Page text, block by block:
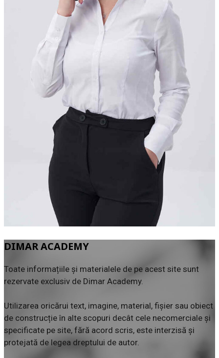
DIMAR ACADEMY
Toate informațiile și materialele de pe acest site sunt
rezervate exclusiv de Dimar Academy.
Utilizarea oricărui text, imagine, material, fișier sau obiect
de construcție în alte scopuri decât cele necomerciale și
specificate pe site, fără acord scris, este interzisă și
protejată de legea dreptului de autor.